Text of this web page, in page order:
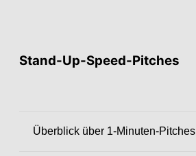
Stand-Up-Speed-Pitches
Überblick über 1-Minuten-Pitches